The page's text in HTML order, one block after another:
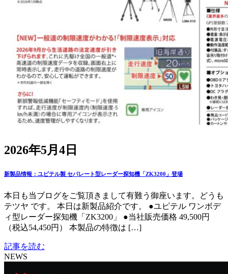
2026年5月4日
新製品情報：ユピテル製 セパレート型レーダー探知機「ZK3200」登場
本日も当ブログをご覧頂きまして有難う御座います。どうも
テツヤ です。 本日は新製品紹介です。 ●ユピテル ワンボデ
ィ型レーダー探知機「ZK3200」 ●当社販売価格 49,500円
（税込54,450円） 本製品の特徴は […]
記事を読む
NEWS